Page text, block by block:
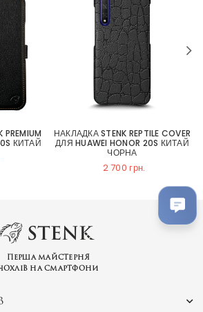
КИТАЙ
НАКЛАДКА STENK REPTILE COVER
ДЛЯ HUAWEI HONOR 20S КИТАЙ
ЧОРНА
2 700 грн.
Перша майстерня
на смартфони